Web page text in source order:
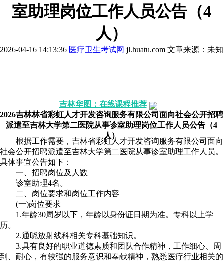
室助理岗位工作人员公告（4
人）
2026-04-16 14:13:36 医疗卫生考试网 jl.huatu.com 文章来源：未知
吉林华图：在线课程推荐
2026吉林林省彩虹人才开发咨询服务有限公司面向社会公开招聘
派遣至吉林大学第二医院从事诊室助理岗位工作人员公告（4
人）
根据工作需要，吉林省彩虹人才开发咨询服务有限公司面向
社会公开招聘派遣至吉林大学第二医院从事诊室助理工作人员。
具体事宜公告如下：
一、招聘岗位及人数
诊室助理4名。
二、岗位要求和岗位工作内容
(一)岗位要求
1.年龄30周岁以下，年龄以身份证日期为准。专科以上学
历。
2.通晓放射线科相关专科基础知识。
3.具有良好的职业道德素质和团队合作精神，工作细心、周
到、耐心，有较强的服务意识和奉献精神，熟悉医疗行业相关的